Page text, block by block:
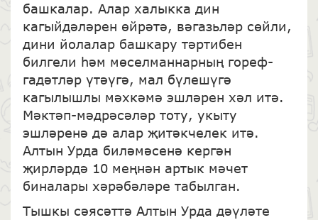
башкалар. Алар халыкка дин
кагыйдәләрен өйрәтә, вәгазьләр сөйли,
дини йолалар башкару тәртибен
билгели һәм мөселманнарның гореф-
гадәтләр үтәүгә, мал бүлешүгә
кагылышлы мәхкәмә эшләрен хәл итә.
Мәктәп-мәдрәсәләр тоту, укыту
эшләренә дә алар җитәкчелек итә.
Алтын Урда биләмәсенә кергән
җирләрдә 10 меңнән артык мәчет
биналары хәрәбәләре табылган.
Тышкы сәясәттә Алтын Урда дәүләте